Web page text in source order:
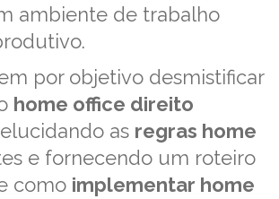
ambiente de trabalho
por objetivo desmistificar
home office direito
as regras home
e fornecendo um roteiro
como implementar home